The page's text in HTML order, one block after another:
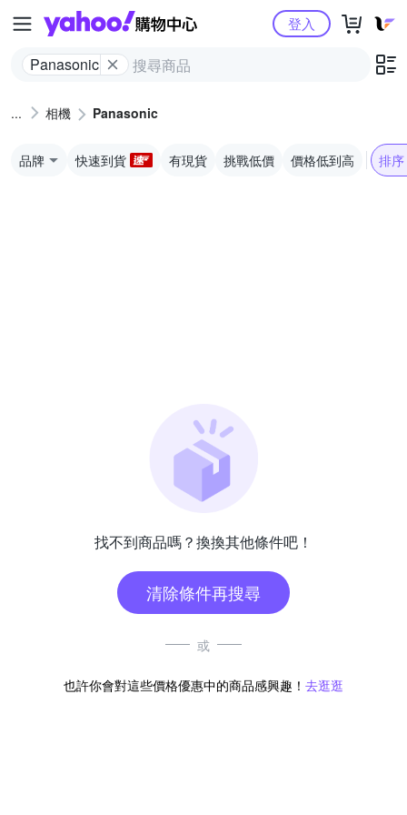
Yahoo購物中心
Panasonic
登入
相機 Panasonic
品牌 快速到貨 有現貨 挑戰低價 價格低到高 排序
找不到商品嗎？換換其他條件吧！
清除條件再搜尋
或
也許你會對這些價格優惠中的商品感興趣！ 去逛逛